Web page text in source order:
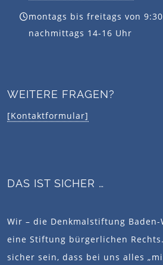
montags bis freitags von
nachmittags 14-16 Uhr
WEITERE FRAGEN?
[Kontaktformular]
DAS IST SICHER …
Wir – die Denkmalstiftung
eine Stiftung bürgerlichen
sicher sein, dass bei uns alles